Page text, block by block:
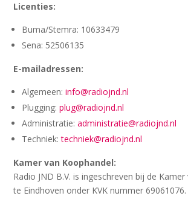
Licenties:
Buma/Stemra: 10633479
Sena: 52506135
E-mailadressen:
Algemeen:info@radiojnd.nl
Plugging:plug@radiojnd.nl
Administratie:administratie@radiojnd.nl
Techniek:techniek@radiojnd.nl
Kamer van Koophandel:
Radio JND B.V. is ingeschreven bij de
te Eindhoven onder KVK nummer 69061076.